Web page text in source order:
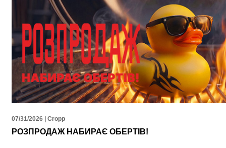
07/31/2026 | Cropp
РОЗПРОДАЖ НАБИРАЄ ОБЕРТІВ!